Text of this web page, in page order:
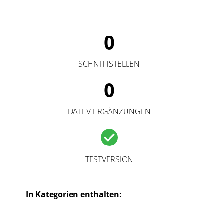
0
SCHNITTSTELLEN
0
DATEV-ERGÄNZUNGEN
TESTVERSION
In Kategorien enthalten: